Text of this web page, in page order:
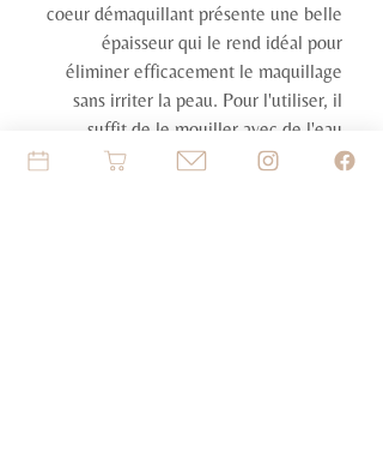
coeur démaquillant présente une belle
épaisseur qui le rend idéal pour
éliminer efficacement le maquillage
sans irriter la peau. Pour l'utiliser, il
suffit de le mouiller avec de l'eau
chaude. Entre deux utilisations, il est